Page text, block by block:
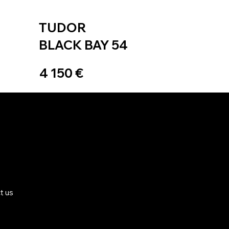
TUDOR
BLACK BAY 54
4 150 €
us